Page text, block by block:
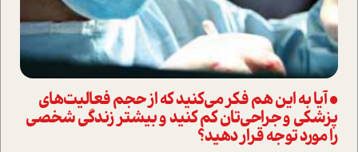
• آیا به این هم فکر می‌کنید که از حجم فعالیت‌های
پزشکی و جراحی‌تان کم کنید و بیشتر زندگی شخصی
را مورد توجه قرار دهید؟